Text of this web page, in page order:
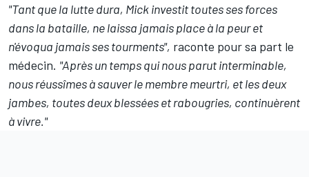
"Tant que la lutte dura, Mick investit toutes ses forces
dans la bataille, ne laissa jamais place à la peur et
n'évoqua jamais ses tourments", raconte pour sa part le
médecin. "Après un temps qui nous parut interminable,
nous réussîmes à sauver le membre meurtri, et les deux
jambes, toutes deux blessées et rabougries, continuèrent
à vivre."